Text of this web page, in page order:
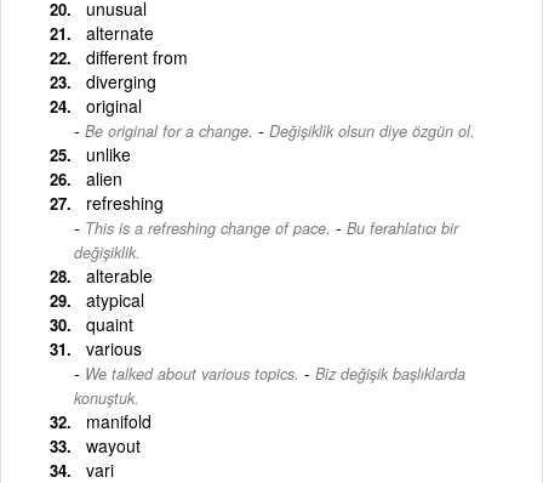
unusual
alternate
different from
diverging
original
Be original for a change. - Değişiklik olsun diye özgün ol.
unlike
alien
refreshing
This is a refreshing change of pace. - Bu ferahlatıcı bir
değişiklik.
alterable
atypical
quaint
various
We talked about various topics. - Biz değişik başlıklarda
konuştuk.
manifold
wayout
vari